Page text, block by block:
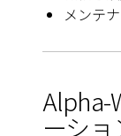
メンテ
Alpha-
ーシ